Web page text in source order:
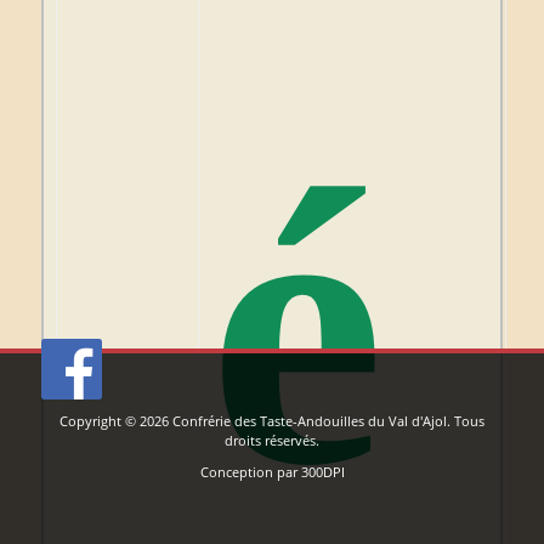
é
Copyright © 2026 Confrérie des Taste-Andouilles du Val d'Ajol. Tous
droits réservés.
Conception par300DPI